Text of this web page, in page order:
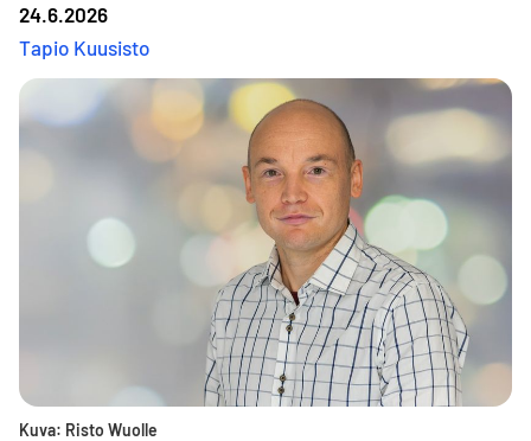
24.6.2026
Tapio Kuusisto
Kuva: Risto Wuolle